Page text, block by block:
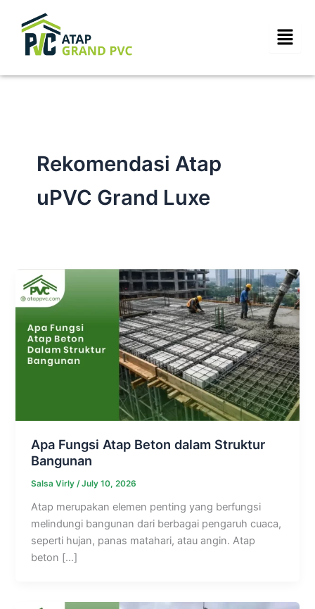
content
Rekomendasi Atap
uPVC Grand Luxe
Apa Fungsi Atap Beton dalam Struktur
Bangunan
Salsa Virly/July 10, 2026
Atap merupakan elemen penting yang berfungsi
melindungi bangunan dari berbagai pengaruh cuaca,
seperti hujan, panas matahari, atau angin. Atap
beton […]